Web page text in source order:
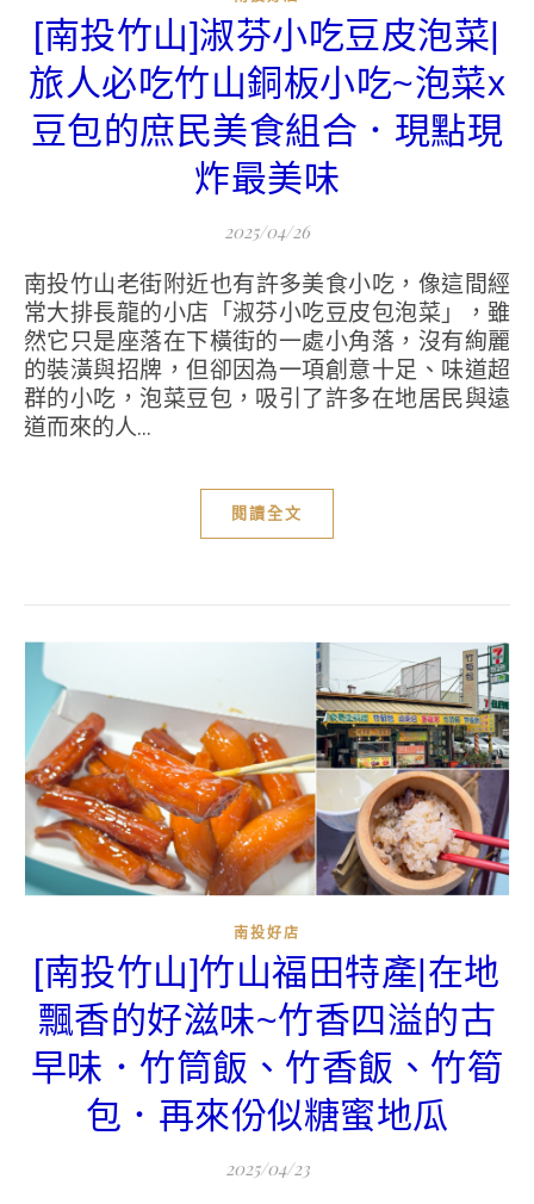
[南投竹山]淑芬小吃豆皮泡菜|
旅人必吃竹山銅板小吃~泡菜x
豆包的庶民美食組合．現點現
炸最美味
2025/04/26
南投竹山老街附近也有許多美食小吃，像這間經
常大排長龍的小店「淑芬小吃豆皮包泡菜」，雖
然它只是座落在下橫街的一處小角落，沒有絢麗
的裝潢與招牌，但卻因為一項創意十足、味道超
群的小吃，泡菜豆包，吸引了許多在地居民與遠
道而來的人...
閱讀全文
南投好店
[南投竹山]竹山福田特產|在地
飄香的好滋味~竹香四溢的古
早味．竹筒飯、竹香飯、竹筍
包．再來份似糖蜜地瓜
2025/04/23